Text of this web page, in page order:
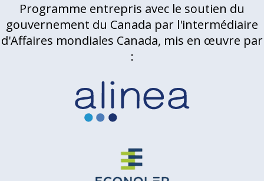
Programme entrepris avec le soutien du
gouvernement du Canada par l'intermédiaire
d'Affaires mondiales Canada, mis en œuvre par
: